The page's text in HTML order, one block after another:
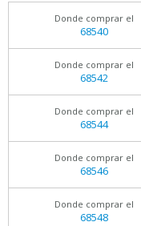
Donde comprar el
68540
Donde comprar el
68542
Donde comprar el
68544
Donde comprar el
68546
Donde comprar el
68548